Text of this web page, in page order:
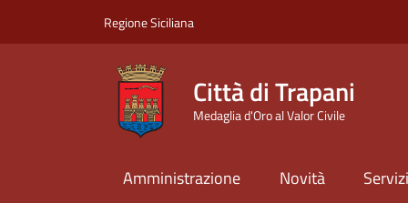
Regione Siciliana
Città di Trapani
Medaglia d'Oro al Valor Civile
Amministrazione Novità Servizi